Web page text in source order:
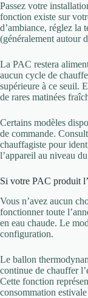
Passez votre
fonction existe sur
d’ambiance, réglez la
(généralement autour
La PAC restera
aucun cycle de
supérieure à ce seuil.
de rares matinées
Certains modèles
de commande.
chauffagiste pour
l’appareil au niveau
Si votre PAC produit
Vous n’avez aucun
fonctionner toute
en eau chaude. Le
configuration.
Le ballon
continue de chauffer
Cette fonction
consommation